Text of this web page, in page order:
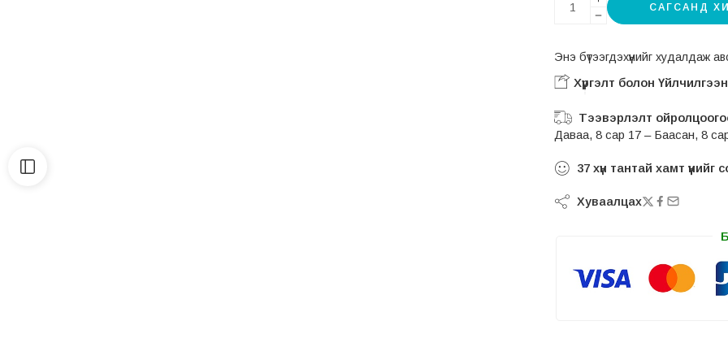
САГСАНД
Энэ бүтээгдэхүүнийг
Хүргэлт болон
Тээвэрлэлт
Даваа, 8 сар 17 – Баасан, 8
37 хүн тантай хамт
Хуваалцах